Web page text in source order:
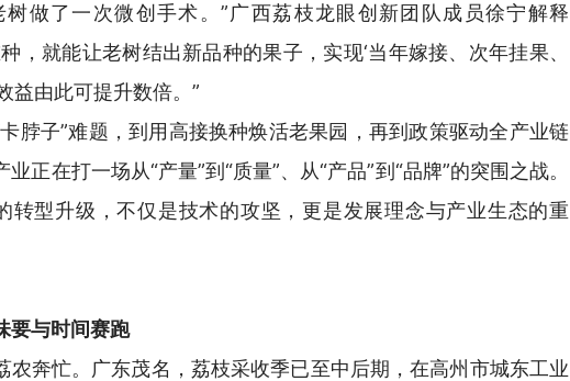
树做了一次微创手术。”广西荔枝龙眼创新团队成员徐宁解释
，就能让老树结出新品种的果子，实现‘当年嫁接、次年挂果、
益由此可提升数倍。”
脖子”难题，到用高接换种焕活老果园，再到政策驱动全产业链
正在打一场从“产量”到“质量”、从“产品”到“品牌”的突围之战。
转型升级，不仅是技术的攻坚，更是发展理念与产业生态的重
要与时间赛跑
农奔忙。广东茂名，荔枝采收季已至中后期，在高州市城东工业